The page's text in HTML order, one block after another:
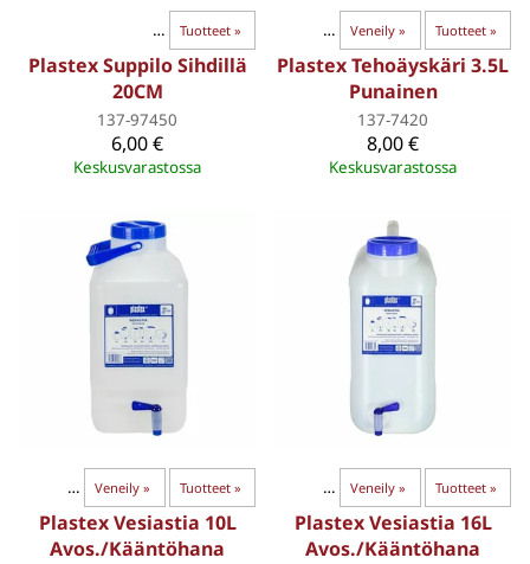
Tuotteet ‪»
Plastex Suppilo Sihdillä
20CM
137-97450
6,00 €
Keskusvarastossa
Tuotteet ‪»
Veneily ‪»
Turvallisuus
Turvavälineet ‪»
Plastex Tehoäyskäri 3.5L
Punainen
137-7420
8,00 €
Keskusvarastossa
Tuotteet ‪»
Veneily ‪»
Plastex Vesiastia 10L
Avos./Kääntöhana
Tuotteet ‪»
Veneily ‪»
Tankit ja säiliöt
Vesisäiliöt ‪»
Plastex Vesiastia 16L
Avos./Kääntöhana